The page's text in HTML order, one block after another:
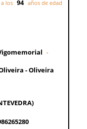
a los 94 años de edad
-
- Oliveira